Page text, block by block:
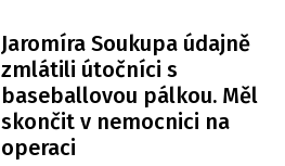
Jaromíra Soukupa údajně
zmlátili útočníci s
baseballovou pálkou. Měl
skončit v nemocnici na
operaci